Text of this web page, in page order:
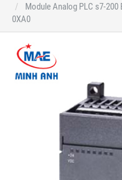
Module Analog PLC s7-200
0XA0